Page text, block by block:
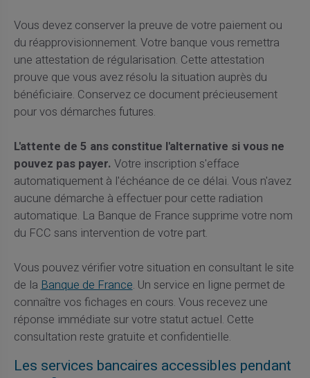
Vous devez conserver la preuve de votre paiement ou
du réapprovisionnement. Votre banque vous remettra
une attestation de régularisation. Cette attestation
prouve que vous avez résolu la situation auprès du
bénéficiaire. Conservez ce document précieusement
pour vos démarches futures.
L'attente de 5 ans constitue l'alternative si vous ne
pouvez pas payer. Votre inscription s'efface
automatiquement à l'échéance de ce délai. Vous n'avez
aucune démarche à effectuer pour cette radiation
automatique. La Banque de France supprime votre nom
du FCC sans intervention de votre part.
Vous pouvez vérifier votre situation en consultant le site
de laBanque de France. Un service en ligne permet de
connaître vos fichages en cours. Vous recevez une
réponse immédiate sur votre statut actuel. Cette
consultation reste gratuite et confidentielle.
Les services bancaires accessibles pendant